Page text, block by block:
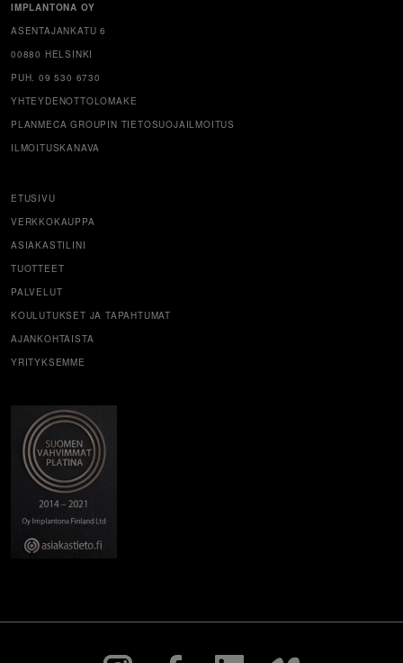
IMPLANTONA OY
ASENTAJANKATU 6
00880 HELSINKI
PUH. 09 530 6730
YHTEYDENOTTOLOMAKE
PLANMECA GROUPIN TIETOSUOJAILMOITUS
ILMOITUSKANAVA
ETUSIVU
VERKKOKAUPPA
ASIAKASTILINI
TUOTTEET
PALVELUT
KOULUTUKSET JA TAPAHTUMAT
AJANKOHTAISTA
YRITYKSEMME